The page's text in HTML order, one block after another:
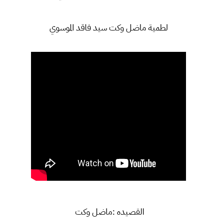
لطمية ماضل وكت سيد فاقد الموسوي
القصيده :ماضل وكت